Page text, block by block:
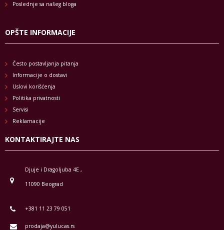
Poslednje sa našeg bloga
OPŠTE INFORMACIJE
Često postavljanja pitanja
Informacije o dostavi
Uslovi korišćenja
Politika privatnosti
Servisi
Reklamacije
KONTAKTIRAJTE NAS
Djuje i Dragoljuba 4E ,
11090 Beograd
+381 11 23 79 051
prodaja@yulucas.rs